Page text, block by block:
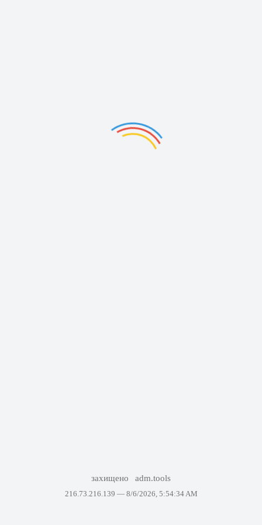
захищено adm.tools
216.73.216.139 — 8/6/2026, 5:54:34 AM